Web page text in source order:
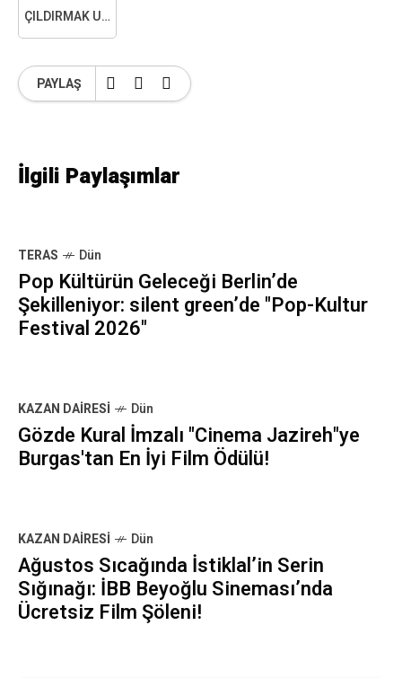
ÇILDIRMAK ÜZEREYIM
PAYLAŞ
İlgili Paylaşımlar
TERAS Dün
Pop Kültürün Geleceği Berlin’de
Şekilleniyor: silent green’de "Pop-Kultur
Festival 2026"
KAZAN DAIRESI Dün
Gözde Kural İmzalı "Cinema Jazireh"ye
Burgas'tan En İyi Film Ödülü!
KAZAN DAIRESI Dün
Ağustos Sıcağında İstiklal’in Serin
Sığınağı: İBB Beyoğlu Sineması’nda
Ücretsiz Film Şöleni!